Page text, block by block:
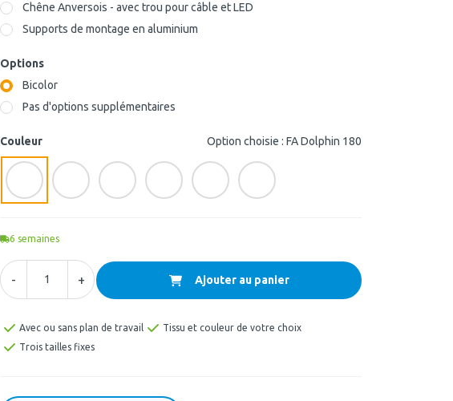
Chêne Anversois - avec trou pour câble et LED
Supports de montage en aluminium
Options
Bicolor
Pas d'options supplémentaires
Couleur Option choisie : FA Dolphin 180
6 semaines
- + Ajouter au panier
Avec ou sans plan de travail
Tissu et couleur de votre choix
Trois tailles fixes